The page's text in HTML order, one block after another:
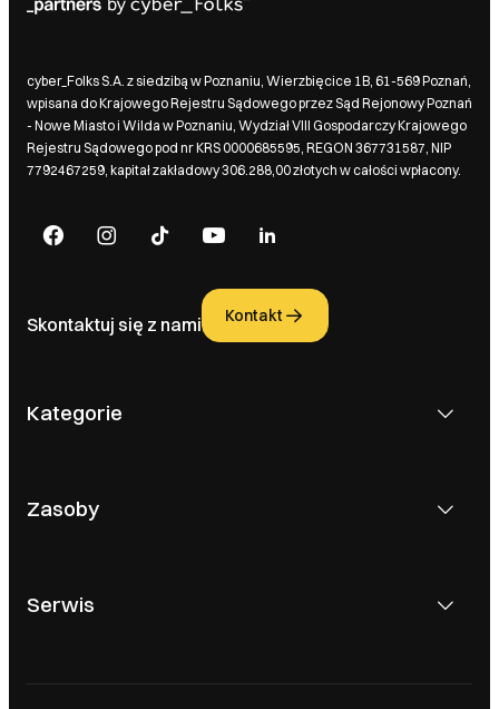
cyber_Folks S.A. z siedzibą w Poznaniu, Wierzbięcice 1B, 61-569 Poznań,
wpisana do Krajowego Rejestru Sądowego przez Sąd Rejonowy Poznań
- Nowe Miasto i Wilda w Poznaniu, Wydział VIII Gospodarczy Krajowego
Rejestru Sądowego pod nr KRS 0000685595, REGON 367731587, NIP
7792467259, kapitał zakładowy 306.288,00 złotych w całości wpłacony.
Skontaktuj się z nami Kontakt
Kategorie
Zasoby
Serwis